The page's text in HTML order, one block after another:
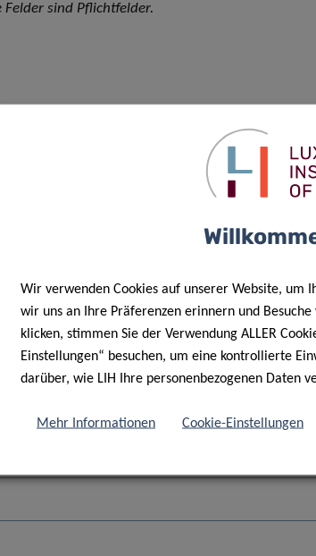
sind Pflichtfelder.
Vorname*
Straße
Wir verwenden Cookies auf unserer Website, um
wir uns an Ihre Präferenzen erinnern und
klicken, stimmen Sie der Verwendung ALLER
Einstellungen“ besuchen, um eine kontrollierte
darüber, wie LIH Ihre personenbezogenen Daten
Mehr Informationen Cookie-Einstellungen